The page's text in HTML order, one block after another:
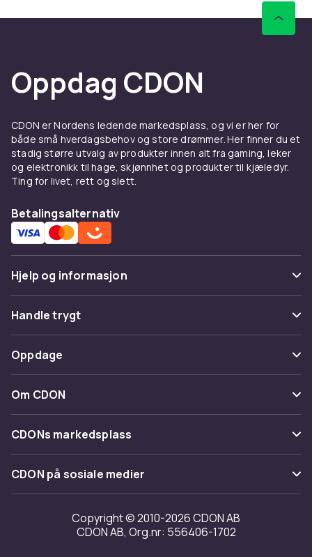
La virke i ett til to minutter.
Skyll grundig.
Farge
White
Vekt, gram
Artikkel nr.
f965e2e9-70e5-52f1-93cd-caabe0940e61
Oppdag CDON
CDON er Nordens ledende markedsplass, og vi er her for
både små hverdagsbehov og store drømmer. Her finner du et
stadig større utvalg av produkter innen alt fra gaming, leker
og elektronikk til hage, skjønnhet og produkter til kjæledyr.
Ting for livet, rett og slett.
Betalingsalternativ
Hjelp og informasjon
Vanlige spørsmål
Spor pakke
Angre & returner her
Kontakt oss
Handle trygt
Betaling
Levering
Tilbakekallinger
Oppdage
Kategorier
Varemerker
Om CDON
Om oss
Kundeanmeldelser
Jobbe på CDON
Investor relations
Tilgjengelighet
CDONs markedsplass
Merchant Help Center
CDON på sosiale medier
Copyright © 2010-2026 CDON AB
CDON AB, Org.nr: 556406-1702